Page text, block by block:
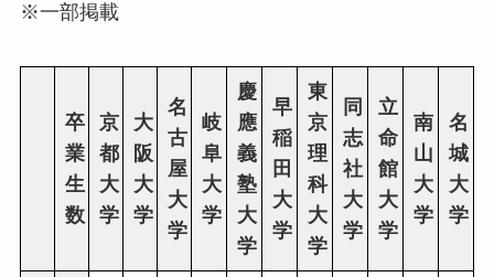
※一部掲載
卒
業
生
数
京
都
大
学
大
阪
大
学
名
古
屋
大
学
岐
阜
大
学
慶
應
義
塾
大
学
早
稲
田
大
学
東
京
理
科
大
学
同
志
社
大
学
立
命
館
大
学
南
山
大
学
名
城
大
学